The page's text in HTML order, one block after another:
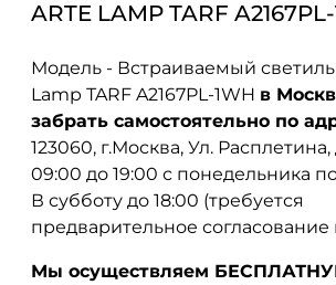
ARTE LAMP TARF
Модель - Встраиваемый
Lamp TARF A2167PL-1WH в
забрать самостоятельно по
123060, г.Москва, Ул.
09:00 до 19:00 с понедельника
В субботу до 18:00 (требуется
предварительное согласование
Мы осуществляем